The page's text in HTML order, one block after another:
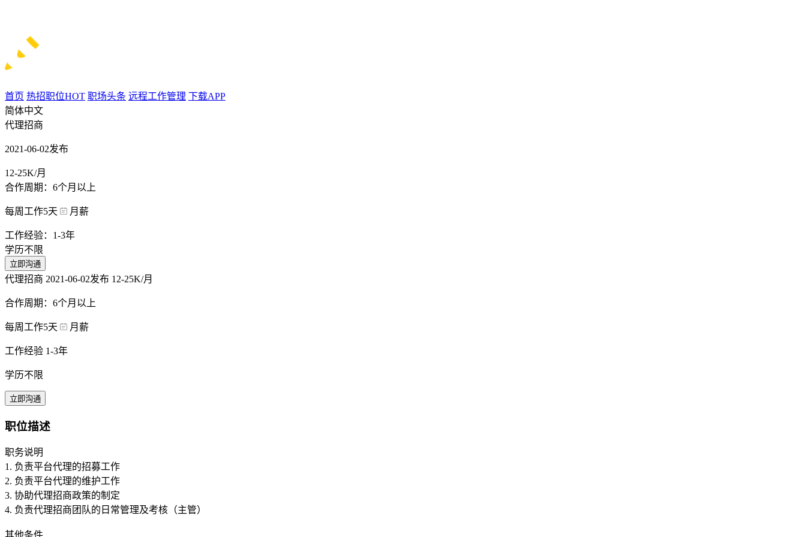
首页 热招职位HOT 职场头条 远程工作管理 下载APP
简体中文
代理招商
2021-06-02发布
12-25K/月
合作周期：6个月以上
每周工作5天 月薪
工作经验：1-3年
学历不限
立即沟通
代理招商 2021-06-02发布 12-25K/月
合作周期：6个月以上
每周工作5天 月薪
工作经验 1-3年
学历不限
立即沟通
职位描述
职务说明
1. 负责平台代理的招募工作
2. 负责平台代理的维护工作
3. 协助代理招商政策的制定
4. 负责代理招商团队的日常管理及考核（主管）